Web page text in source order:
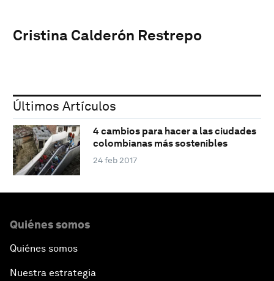
Cristina Calderón Restrepo
Últimos Artículos
4 cambios para hacer a las ciudades
colombianas más sostenibles
24 feb 2017
Quiénes somos
Quiénes somos
Nuestra estrategia